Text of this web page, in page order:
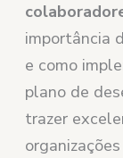
importância
e como
plano de
trazer